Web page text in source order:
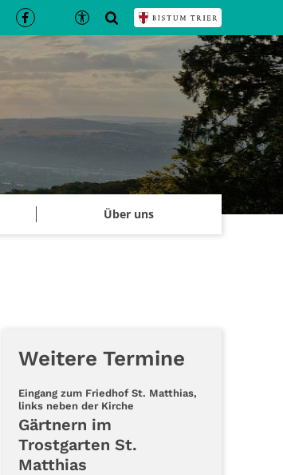
Über uns
Weitere Termine
Eingang zum Friedhof St. Matthias,
links neben der Kirche
Gärtnern im
Trostgarten St.
Matthias